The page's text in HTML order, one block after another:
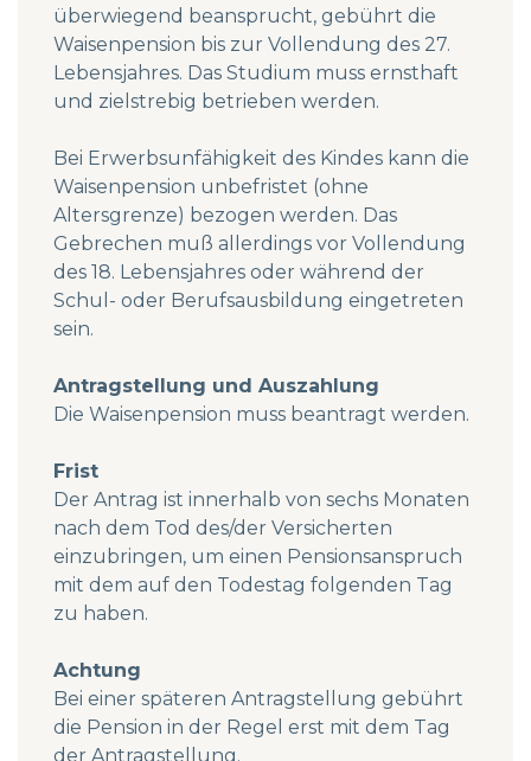
überwiegend beansprucht, gebührt die
Waisenpension bis zur Vollendung des 27.
Lebensjahres. Das Studium muss ernsthaft
und zielstrebig betrieben werden.
Bei Erwerbsunfähigkeit des Kindes kann die
Waisenpension unbefristet (ohne
Altersgrenze) bezogen werden. Das
Gebrechen muß allerdings vor Vollendung
des 18. Lebensjahres oder während der
Schul- oder Berufsausbildung eingetreten
sein.
Antragstellung und Auszahlung
Die Waisenpension muss beantragt werden.
Frist
Der Antrag ist innerhalb von sechs Monaten
nach dem Tod des/der Versicherten
einzubringen, um einen Pensionsanspruch
mit dem auf den Todestag folgenden Tag
zu haben.
Achtung
Bei einer späteren Antragstellung gebührt
die Pension in der Regel erst mit dem Tag
der Antragstellung.